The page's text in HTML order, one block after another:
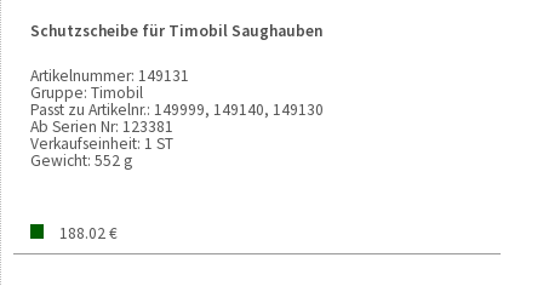
Schutzscheibe für Timobil Saughauben
Artikelnummer: 149131
Gruppe: Timobil
Passt zu Artikelnr.: 149999, 149140, 149130
Ab Serien Nr: 123381
Verkaufseinheit: 1 ST
Gewicht: 552 g
188.02 €